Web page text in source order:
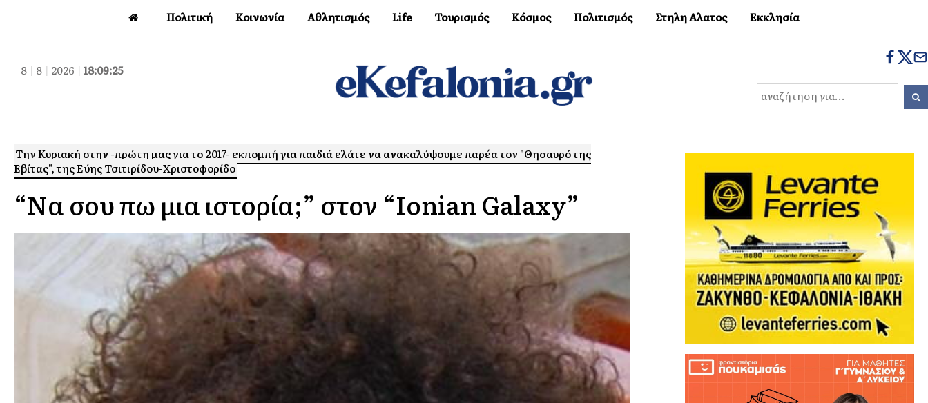
Πολιτική Κοινωνία Αθλητισμός Life Τουρισμός Κόσμος Πολιτισμός Στηλη Αλατος Εκκλησία
8 | 8 | 2026 | 18:09:26
Tην Κυριακή στην -πρώτη μας για το 2017- εκπομπή για παιδιά ελάτε να ανακαλύψουμε παρέα τον "Θησαυρό της
Εβίτας", της Εύης Τσιτιρίδου-Χριστοφορίδο
“Να σου πω μια ιστορία;” στον “Ionian Galaxy”